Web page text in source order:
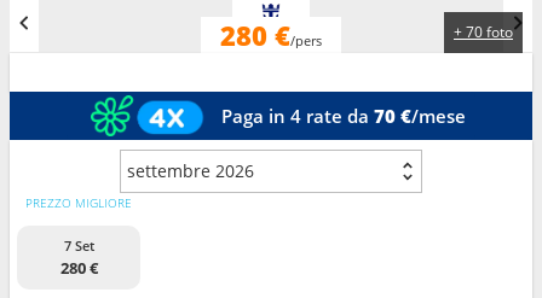
+ 70 foto
280 €/pers
Paga in 4 rate da 70 €/mese
settembre 2026
PREZZO MIGLIORE
7 Set
280 €
Le nostre destinazioni
Mesi di partenza
Porti Compagnie